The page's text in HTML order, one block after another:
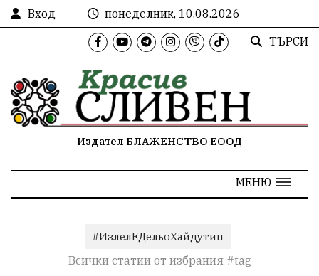
Вход
понеделник, 10.08.2026
ТЪРСИ
Издател БЛАЖЕНСТВО ЕООД
МЕНЮ
#ИзлелЕДельоХайдутин
Всички статии от избрания #tag